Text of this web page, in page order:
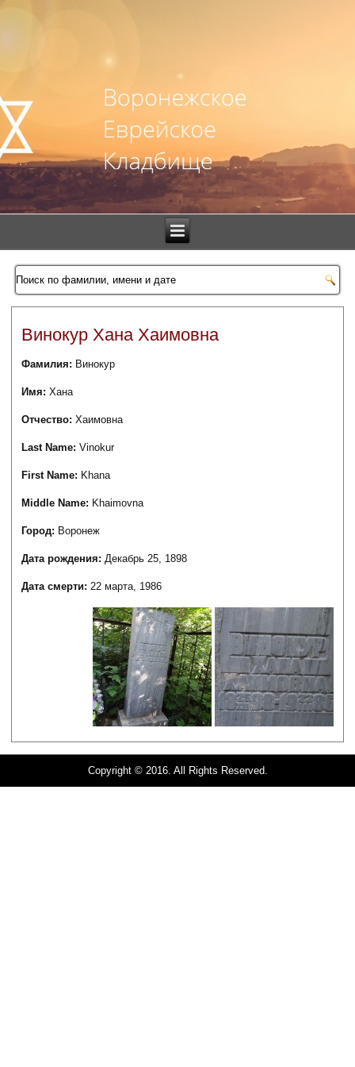
Винокур Хана Хаимовна
Фамилия: Винокур
Имя:Хана
Отчество:Хаимовна
Last Name:Vinokur
First Name: Khana
Middle Name: Khaimovna
Город: Воронеж
Дата рождения:Декабрь 25, 1898
Дата смерти:22 марта, 1986
Copyright © 2016. All Rights Reserved.